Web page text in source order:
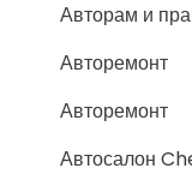
Авторам и
Авторемонт
Авторемонт
Автосалон